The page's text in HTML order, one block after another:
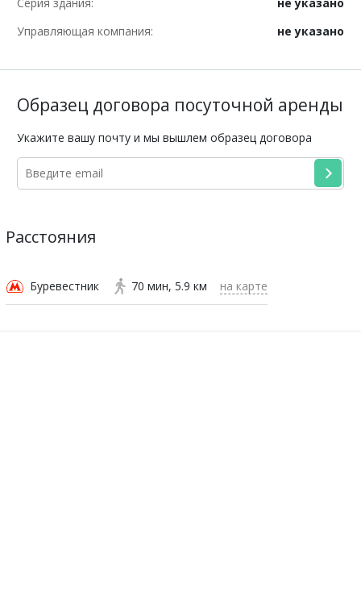
Управляющая компания:
не указано
Образец договора посуточной аренды
Укажите вашу почту и мы вышлем образец договора
Расстояния
Буревестник 70 мин 5.9 км на карте